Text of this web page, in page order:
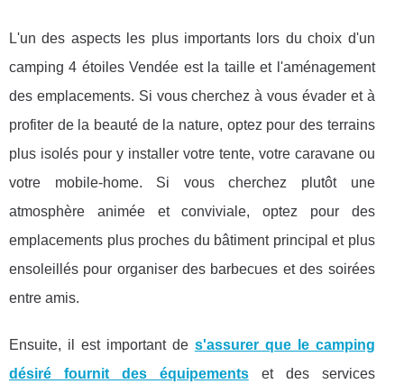
L'un des aspects les plus importants lors du choix d'un
camping 4 étoiles Vendée est la taille et l'aménagement
des emplacements. Si vous cherchez à vous évader et à
profiter de la beauté de la nature, optez pour des terrains
plus isolés pour y installer votre tente, votre caravane ou
votre mobile-home. Si vous cherchez plutôt une
atmosphère animée et conviviale, optez pour des
emplacements plus proches du bâtiment principal et plus
ensoleillés pour organiser des barbecues et des soirées
entre amis.
Ensuite, il est important de s'assurer que le camping
désiré fournit des équipementset des services